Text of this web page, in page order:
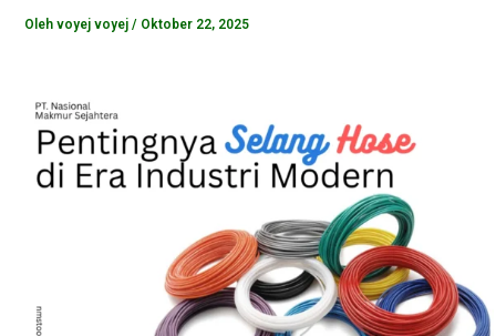
Olehvoyej voyej/ Oktober 22, 2025